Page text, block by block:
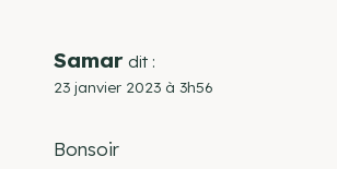
Samar dit :
23 janvier 2023 à 3h56
Bonsoir